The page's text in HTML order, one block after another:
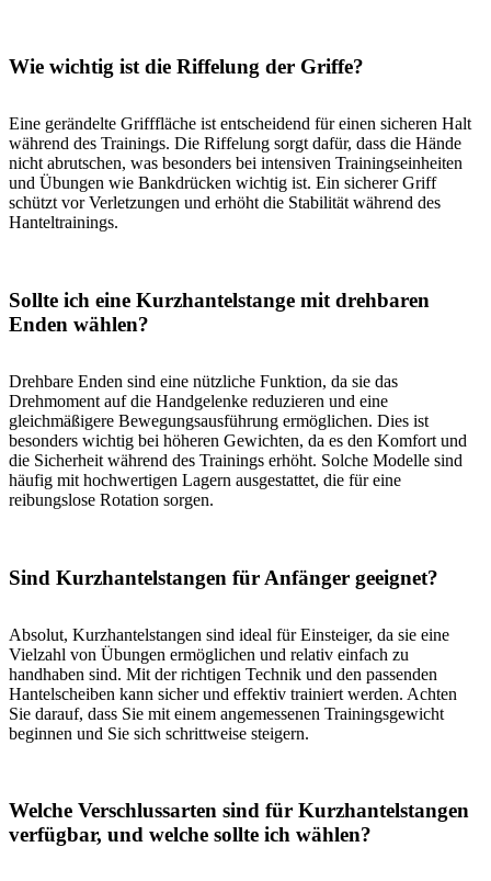
Wie wichtig ist die Riffelung der Griffe?
Eine gerändelte Grifffläche ist entscheidend für einen sicheren Halt
während des Trainings. Die Riffelung sorgt dafür, dass die Hände
nicht abrutschen, was besonders bei intensiven Trainingseinheiten
und Übungen wie Bankdrücken wichtig ist. Ein sicherer Griff
schützt vor Verletzungen und erhöht die Stabilität während des
Hanteltrainings.
Sollte ich eine Kurzhantelstange mit drehbaren
Enden wählen?
Drehbare Enden sind eine nützliche Funktion, da sie das
Drehmoment auf die Handgelenke reduzieren und eine
gleichmäßigere Bewegungsausführung ermöglichen. Dies ist
besonders wichtig bei höheren Gewichten, da es den Komfort und
die Sicherheit während des Trainings erhöht. Solche Modelle sind
häufig mit hochwertigen Lagern ausgestattet, die für eine
reibungslose Rotation sorgen.
Sind Kurzhantelstangen für Anfänger geeignet?
Absolut, Kurzhantelstangen sind ideal für Einsteiger, da sie eine
Vielzahl von Übungen ermöglichen und relativ einfach zu
handhaben sind. Mit der richtigen Technik und den passenden
Hantelscheiben kann sicher und effektiv trainiert werden. Achten
Sie darauf, dass Sie mit einem angemessenen Trainingsgewicht
beginnen und Sie sich schrittweise steigern.
Welche Verschlussarten sind für Kurzhantelstangen
verfügbar, und welche sollte ich wählen?